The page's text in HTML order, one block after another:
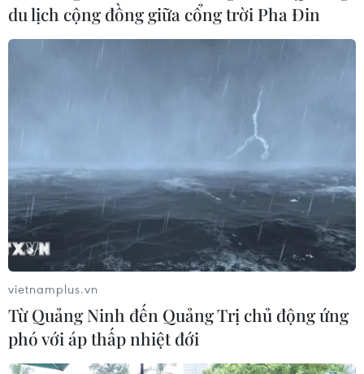
Hội chợ Thời trang 2015 thu hút khách
23/12/2015 02:25
Ngay từ ngày đầu khai mạc Hội chợ Thời trang 2015, rất
đông người tiêu dùng đã háo hức tham gia để lựa chọn
những sản phẩm của các thương hiệu uy tín hàng đầu
trong ngành thời trang Việt.
du lịch cộng đồng giữa cổng trời Pha Đin
vietnamplus.vn
Từ Quảng Ninh đến Quảng Trị chủ động ứng
phó với áp thấp nhiệt đới